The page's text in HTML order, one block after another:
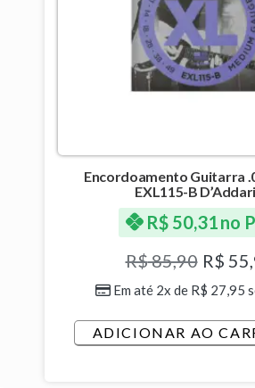
Encordoamento Guitarra
EXL115-B
R$85,90 R$
Em até 2x de R$ 27,95
R$50,31no
ADICIONAR AO